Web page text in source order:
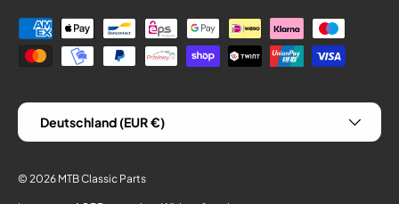
Zahlungsmethoden
Land/Region
Deutschland (EUR €)
© 2026 MTB Classic Parts